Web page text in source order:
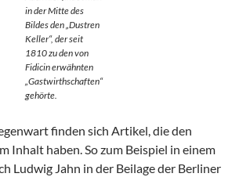
in der Mitte des
Bildes den „Dustren
Keller“, der seit
1810 zu den von
Fidicin erwähnten
„Gastwirthschaften“
gehörte.
finden sich Artikel, die den
Inhalt haben. So zum Beispiel in einem
Ludwig Jahn in der Beilage der Berliner